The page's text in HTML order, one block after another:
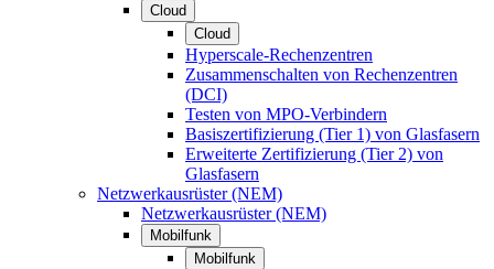
Cloud
Cloud
Hyperscale-Rechenzentren
Zusammenschalten von Rechenzentren
(DCI)
Testen von MPO-Verbindern
Basiszertifizierung (Tier 1) von Glasfasern
Erweiterte Zertifizierung (Tier 2) von
Glasfasern
Netzwerkausrüster (NEM)
Netzwerkausrüster (NEM)
Mobilfunk
Mobilfunk